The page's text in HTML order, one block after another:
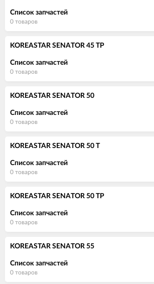
Список запчастей
0 товаров
KOREASTAR SENATOR 45 TP
Список запчастей
0 товаров
KOREASTAR SENATOR 50
Список запчастей
0 товаров
KOREASTAR SENATOR 50 T
Список запчастей
0 товаров
KOREASTAR SENATOR 50 TP
Список запчастей
0 товаров
KOREASTAR SENATOR 55
Список запчастей
0 товаров